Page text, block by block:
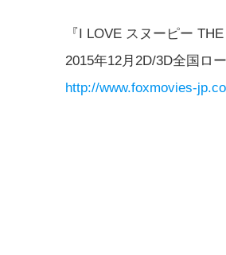
『I LOVE スヌーピー
2015年12月2D/3D全国ロ
http://www.foxmovies-